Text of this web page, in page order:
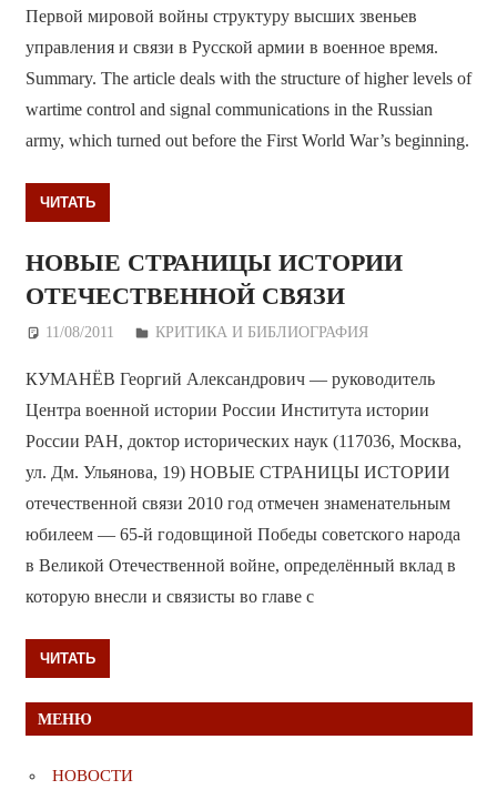
Первой мировой войны структуру высших звеньев
управления и связи в Русской армии в военное время.
Summary. The article deals with the structure of higher levels of
wartime control and signal communications in the Russian
army, which turned out before the First World War’s beginning.
ЧИТАТЬ
НОВЫЕ СТРАНИЦЫ ИСТОРИИ
ОТЕЧЕСТВЕННОЙ СВЯЗИ
11/08/2011 Дежурный по Редакции
КРИТИКА И БИБЛИОГРАФИЯ
КУМАНЁВ Георгий Александрович — руководитель
Центра военной истории России Института истории
России РАН, доктор исторических наук (117036, Москва,
ул. Дм. Ульянова, 19) НОВЫЕ СТРАНИЦЫ ИСТОРИИ
отечественной связи 2010 год отмечен знаменательным
юбилеем — 65-й годовщиной Победы советского народа
в Великой Отечественной войне, определённый вклад в
которую внесли и связисты во главе с
ЧИТАТЬ
МЕНЮ
НОВОСТИ